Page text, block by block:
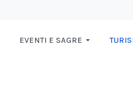
EVENTI E SAGRE